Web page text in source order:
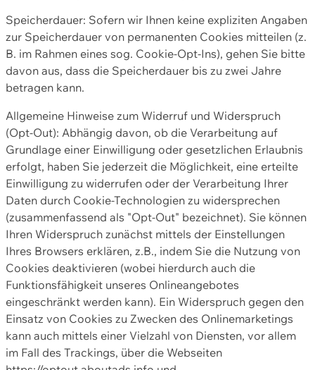
Speicherdauer: Sofern wir Ihnen keine expliziten Angaben
zur Speicherdauer von permanenten Cookies mitteilen (z.
B. im Rahmen eines sog. Cookie-Opt-Ins), gehen Sie bitte
davon aus, dass die Speicherdauer bis zu zwei Jahre
betragen kann.
Allgemeine Hinweise zum Widerruf und Widerspruch
(Opt-Out): Abhängig davon, ob die Verarbeitung auf
Grundlage einer Einwilligung oder gesetzlichen Erlaubnis
erfolgt, haben Sie jederzeit die Möglichkeit, eine erteilte
Einwilligung zu widerrufen oder der Verarbeitung Ihrer
Daten durch Cookie-Technologien zu widersprechen
(zusammenfassend als "Opt-Out" bezeichnet). Sie können
Ihren Widerspruch zunächst mittels der Einstellungen
Ihres Browsers erklären, z.B., indem Sie die Nutzung von
Cookies deaktivieren (wobei hierdurch auch die
Funktionsfähigkeit unseres Onlineangebotes
eingeschränkt werden kann). Ein Widerspruch gegen den
Einsatz von Cookies zu Zwecken des Onlinemarketings
kann auch mittels einer Vielzahl von Diensten, vor allem
im Fall des Trackings, über die Webseiten